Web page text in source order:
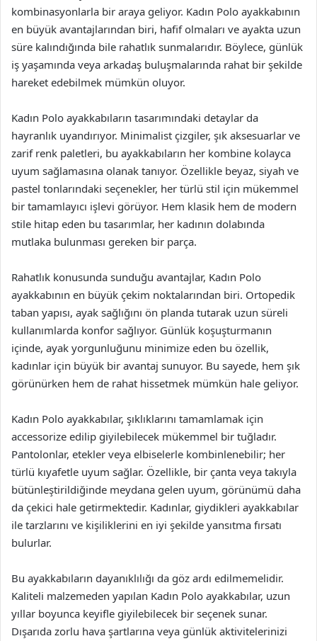
kombinasyonlarla bir araya geliyor. Kadın Polo ayakkabının
en büyük avantajlarından biri, hafif olmaları ve ayakta uzun
süre kalındığında bile rahatlık sunmalarıdır. Böylece, günlük
iş yaşamında veya arkadaş buluşmalarında rahat bir şekilde
hareket edebilmek mümkün oluyor.
Kadın Polo ayakkabıların tasarımındaki detaylar da
hayranlık uyandırıyor. Minimalist çizgiler, şık aksesuarlar ve
zarif renk paletleri, bu ayakkabıların her kombine kolayca
uyum sağlamasına olanak tanıyor. Özellikle beyaz, siyah ve
pastel tonlarındaki seçenekler, her türlü stil için mükemmel
bir tamamlayıcı işlevi görüyor. Hem klasik hem de modern
stile hitap eden bu tasarımlar, her kadının dolabında
mutlaka bulunması gereken bir parça.
Rahatlık konusunda sunduğu avantajlar, Kadın Polo
ayakkabının en büyük çekim noktalarından biri. Ortopedik
taban yapısı, ayak sağlığını ön planda tutarak uzun süreli
kullanımlarda konfor sağlıyor. Günlük koşuşturmanın
içinde, ayak yorgunluğunu minimize eden bu özellik,
kadınlar için büyük bir avantaj sunuyor. Bu sayede, hem şık
görünürken hem de rahat hissetmek mümkün hale geliyor.
Kadın Polo ayakkabılar, şıklıklarını tamamlamak için
accessorize edilip giyilebilecek mükemmel bir tuğladır.
Pantolonlar, etekler veya elbiselerle kombinlenebilir; her
türlü kıyafetle uyum sağlar. Özellikle, bir çanta veya takıyla
bütünleştirildiğinde meydana gelen uyum, görünümü daha
da çekici hale getirmektedir. Kadınlar, giydikleri ayakkabılar
ile tarzlarını ve kişiliklerini en iyi şekilde yansıtma fırsatı
bulurlar.
Bu ayakkabıların dayanıklılığı da göz ardı edilmemelidir.
Kaliteli malzemeden yapılan Kadın Polo ayakkabılar, uzun
yıllar boyunca keyifle giyilebilecek bir seçenek sunar.
Dışarıda zorlu hava şartlarına veya günlük aktivitelerinizi